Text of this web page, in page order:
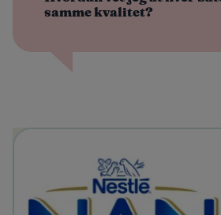
samme kvalitet?